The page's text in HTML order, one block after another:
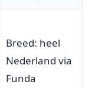
Breed: heel
Nederland via
Funda